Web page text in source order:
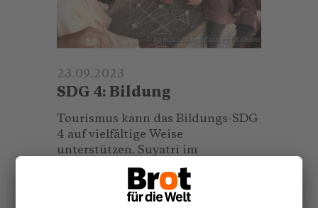
© Sumesh Mangalassery | Kabani
23.09.2023
SDG 4: Bildung
Tourismus kann das Bildungs-SDG
4 auf vielfältige Weise
unterstützen. Suyatri im
südindischen Bundesstaat
Karnataka zeigt beispielhaft, wie